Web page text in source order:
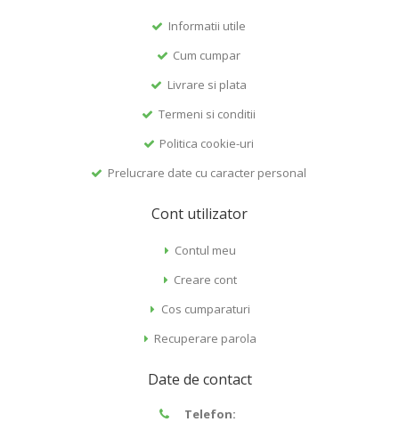
Informatii utile
Cum cumpar
Livrare si plata
Termeni si conditii
Politica cookie-uri
Prelucrare date cu caracter personal
Cont utilizator
Contul meu
Creare cont
Cos cumparaturi
Recuperare parola
Date de contact
Telefon: